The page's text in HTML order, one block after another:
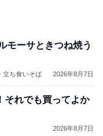
モーサときつね焼う
立ち食いそば 2026年8月7日
それでも買ってよか
2026年8月7日